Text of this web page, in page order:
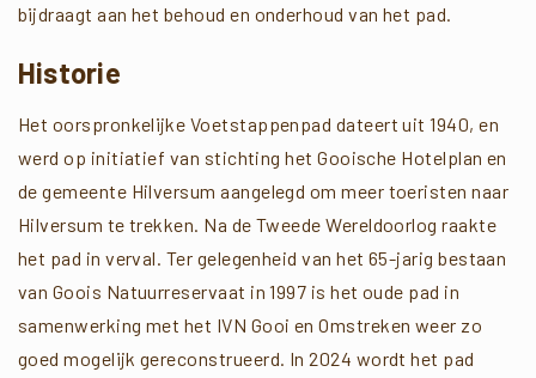
bijdraagt aan het behoud en onderhoud van het pad.
Historie
Het oorspronkelijke Voetstappenpad dateert uit 1940, en
werd op initiatief van stichting het Gooische Hotelplan en
de gemeente Hilversum aangelegd om meer toeristen naar
Hilversum te trekken. Na de Tweede Wereldoorlog raakte
het pad in verval. Ter gelegenheid van het 65-jarig bestaan
van Goois Natuurreservaat in 1997 is het oude pad in
samenwerking met het IVN Gooi en Omstreken weer zo
goed mogelijk gereconstrueerd. In 2024 wordt het pad